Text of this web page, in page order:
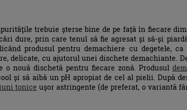
trebuie șterse bine de pe față în fiecare
dure, prin care tenul să fie agresat și să-și
produsul pentru demachiere cu degetele,
delicate, cu ajutorul unei dischete demachiante.
o nouă dischetă pentru fiecare zonă. Produsul
și să aibă un pH apropiat de cel al pielii. După
tonice ușor astringente (de preferat, o variantă